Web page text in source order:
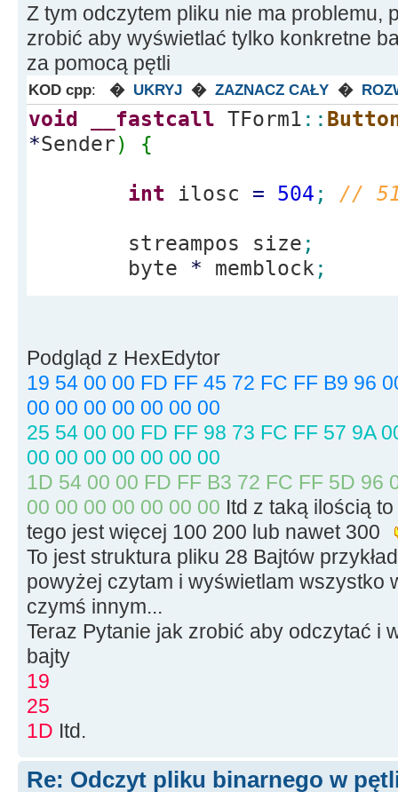
Z tym odczytem pliku nie ma problemu,
zrobić aby wyświetlać tylko konkretne
za pomocą pętli
KOD cpp: � UKRYJ � ZAZNACZ CAŁY �
void __fastcall TForm1 ::
*Sender) {
int ilosc = 504 ; //
streampos size ;
byte * memblock ;
if (file.
size
file. seekg (
memblock
file.seekg(
file.read(
file.close();
// petla kolejnych
>Add(memblock[i]);
Podgląd z HexEdytor
19 54 00 00 FD FF 45 72 FC FF B9 96
00 00 00 00 00 00 00
25 54 00 00 FD FF 98 73 FC FF 57 9A
00 00 00 00 00 00 00
1D 54 00 00 FD FF B3 72 FC FF 5D 96
00 00 00 00 00 00 00 Itd z taką ilością
tego jest więcej 100 200 lub nawet 300
To jest struktura pliku 28 Bajtów
powyżej czytam i wyświetlam wszystko
czymś innym...
Teraz Pytanie jak zrobić aby odczytać i
bajty
19
25
1D Itd.
Re: Odczyt pliku binarnego w